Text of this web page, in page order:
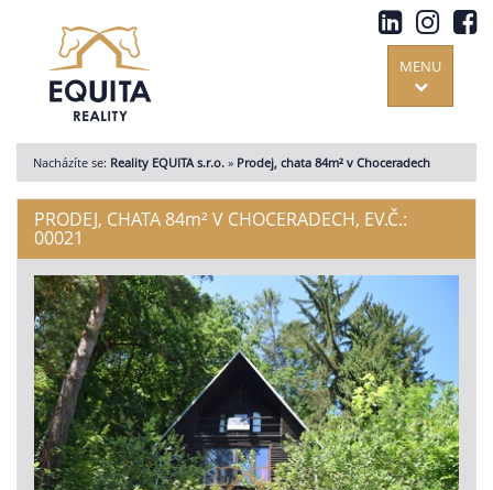
MENU
Nacházíte se: Reality EQUITA s.r.o. » Prodej, chata 84m² v Choceradech
PRODEJ, CHATA 84m² V CHOCERADECH, EV.Č.:
00021